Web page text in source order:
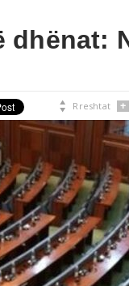
dhënat:
 Rreshtat +